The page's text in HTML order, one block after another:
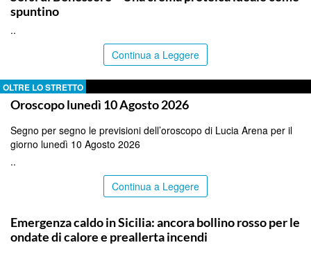
spuntino
..
Continua a Leggere
OLTRE LO STRETTO
Oroscopo lunedì 10 Agosto 2026
Segno per segno le previsioni dell’oroscopo di Lucia Arena per il
giorno lunedì 10 Agosto 2026
..
Continua a Leggere
Emergenza caldo in Sicilia: ancora bollino rosso per le
ondate di calore e preallerta incendi